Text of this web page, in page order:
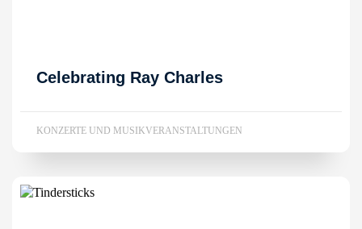
Celebrating Ray Charles
KONZERTE UND MUSIKVERANSTALTUNGEN